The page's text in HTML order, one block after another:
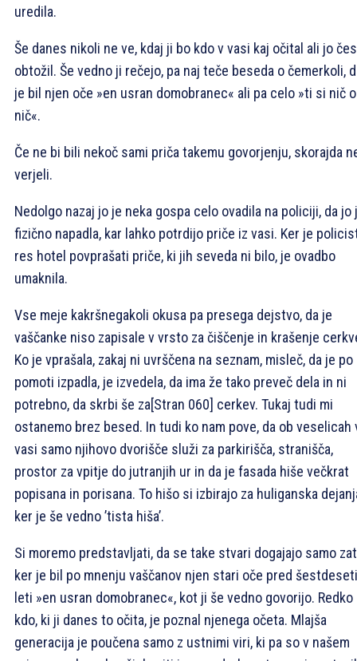
uredila.
Še danes nikoli ne ve, kdaj ji bo kdo v vasi kaj očital ali jo
obtožil. Še vedno ji rečejo, pa naj teče beseda o čemerkoli,
je bil njen oče »en usran domobranec« ali pa celo »ti si nič
nič«.
Če ne bi bili nekoč sami priča takemu govorjenju, skorajda
verjeli.
Nedolgo nazaj jo je neka gospa celo ovadila na policiji, da jo
fizično napadla, kar lahko potrdijo priče iz vasi. Ker je
res hotel povprašati priče, ki jih seveda ni bilo, je ovadbo
umaknila.
Vse meje kakršnegakoli okusa pa presega dejstvo, da je
vaščanke niso zapisale v vrsto za čiščenje in krašenje
Ko je vprašala, zakaj ni uvrščena na seznam, misleč, da je po
pomoti izpadla, je izvedela, da ima že tako preveč dela in ni
potrebno, da skrbi še za[Stran 060] cerkev. Tukaj tudi mi
ostanemo brez besed. In tudi ko nam pove, da ob veselicah
vasi samo njihovo dvorišče služi za parkirišča, stranišča,
prostor za vpitje do jutranjih ur in da je fasada hiše večkrat
popisana in porisana. To hišo si izbirajo za huliganska
ker je še vedno ’tista hiša’.
Si moremo predstavljati, da se take stvari dogajajo samo
ker je bil po mnenju vaščanov njen stari oče pred
leti »en usran domobranec«, kot ji še vedno govorijo. Redko
kdo, ki ji danes to očita, je poznal njenega očeta. Mlajša
generacija je poučena samo z ustnimi viri, ki pa so v našem